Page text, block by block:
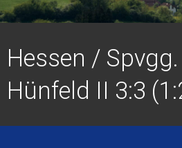
Hessen /
Hünfeld II 3:3